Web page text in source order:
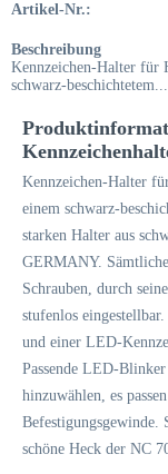
Artikel-Nr.:
Beschreibung
Kennzeichen-Halter für
schwarz-beschichtetem...
Kennzeichen-Halter
einem schwarz-
starken Halter aus
GERMANY.
Schrauben, durch
stufenlos
und einer LED-
Passende LED-
hinzuwählen, es
Befestigungsgewinde.
schöne Heck der NC